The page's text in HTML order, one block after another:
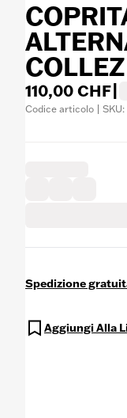
110,00 CHF
Codice articolo | SKU:
Spedizione
Aggiungi Alla